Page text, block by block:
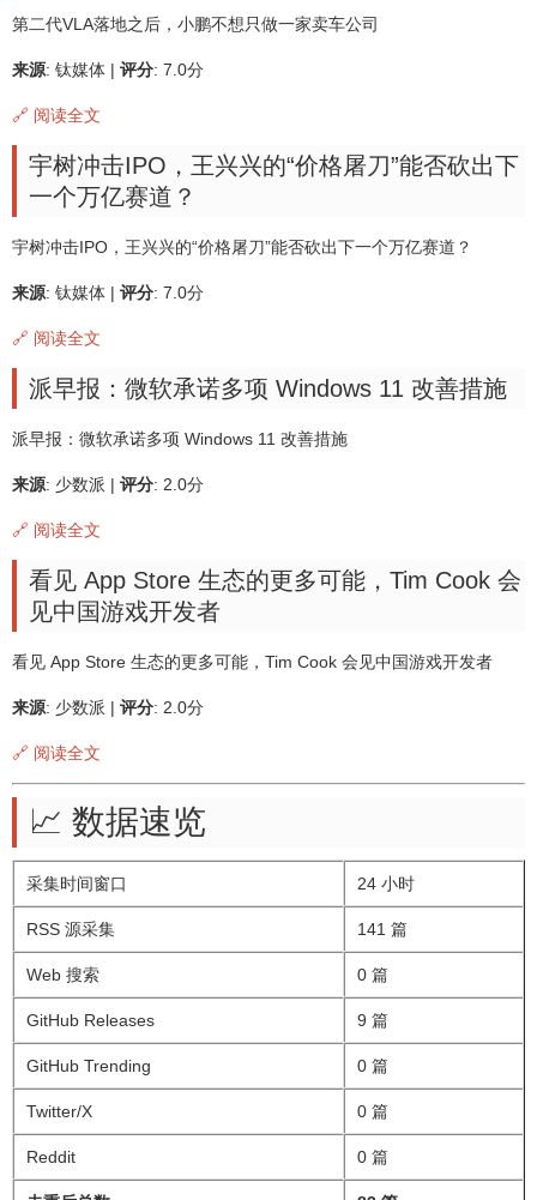
第二代VLA落地之后，小鹏不想只做一家卖车公司
来源: 钛媒体 | 评分: 7.0分
🔗 阅读全文
宇树冲击IPO，王兴兴的“价格屠刀”能否砍出下
一个万亿赛道？
宇树冲击IPO，王兴兴的“价格屠刀”能否砍出下一个万亿赛道？
来源: 钛媒体 | 评分: 7.0分
🔗 阅读全文
派早报：微软承诺多项 Windows 11 改善措施
派早报：微软承诺多项 Windows 11 改善措施
来源: 少数派 | 评分: 2.0分
🔗 阅读全文
看见 App Store 生态的更多可能，Tim Cook 会
见中国游戏开发者
看见 App Store 生态的更多可能，Tim Cook 会见中国游戏开发者
来源: 少数派 | 评分: 2.0分
🔗 阅读全文
📈 数据速览
采集时间窗口 24 小时
RSS 源采集 141 篇
Web 搜索 0 篇
GitHub Releases 9 篇
GitHub Trending 0 篇
Twitter/X 0 篇
Reddit 0 篇